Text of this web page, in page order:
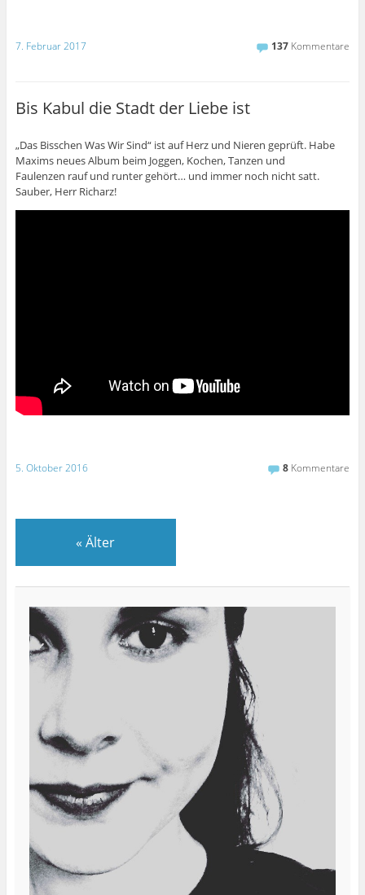
7. Februar 2017 137 Kommentare
Bis Kabul die Stadt der Liebe ist
„Das Bisschen Was Wir Sind“ ist auf Herz und Nieren geprüft. Habe
Maxims neues Album beim Joggen, Kochen, Tanzen und
Faulenzen rauf und runter gehört… und immer noch nicht satt.
Sauber, Herr Richarz!
5. Oktober 2016 8 Kommentare
« Älter